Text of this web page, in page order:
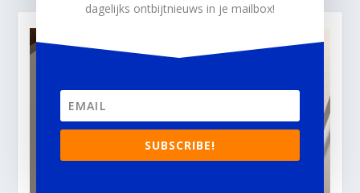
dagelijks ontbijtnieuws in je mailbox!
SUBSCRIBE!